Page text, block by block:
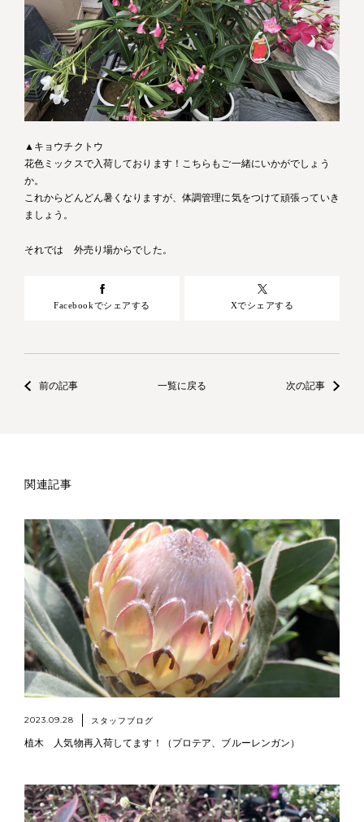
▲キョウチクトウ
花色ミックスで入荷しております！こちらもご一緒にいかがでしょう
か。
これからどんどん暑くなりますが、体調管理に気をつけて頑張っていき
ましょう。
それでは 外売り場からでした。
Facebookでシェアする Xでシェアする
前の記事 一覧に戻る 次の記事
関連記事
2023.09.28 スタッフブログ
植木 人気物再入荷してます！（プロテア、ブルーレンガン）